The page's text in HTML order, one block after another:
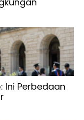
Ini Perbedaan